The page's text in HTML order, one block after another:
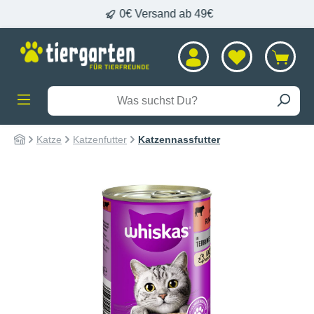
0€ Versand ab 49€
Katze Katzenfutter Katzennassfutter
Bildergalerie überspringen